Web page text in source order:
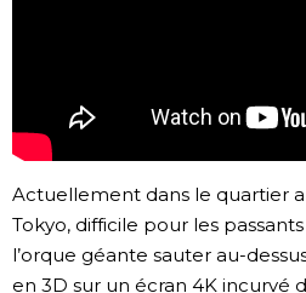
Chroniques
Images
Vidéos
Actuellement dans le quartier
Tokyo, difficile pour les
l’orque géante sauter au-
en 3D sur un écran 4K incurvé